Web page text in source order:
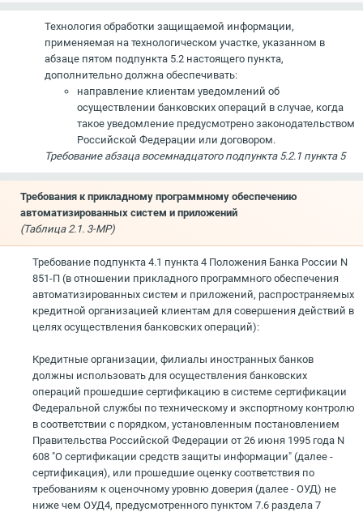
Технология обработки защищаемой информации,
применяемая на технологическом участке, указанном в
абзаце пятом подпункта 5.2 настоящего пункта,
дополнительно должна обеспечивать:
направление клиентам уведомлений об
осуществлении банковских операций в случае, когда
такое уведомление предусмотрено законодательством
Российской Федерации или договором.
Требование абзаца восемнадцатого подпункта 5.2.1 пункта 5
Требования к прикладному программному обеспечению
автоматизированных систем и приложений
(Таблица 2.1. 3-МР)
Требование подпункта 4.1 пункта 4 Положения Банка России N
851-П (в отношении прикладного программного обеспечения
автоматизированных систем и приложений, распространяемых
кредитной организацией клиентам для совершения действий в
целях осуществления банковских операций):
Кредитные организации, филиалы иностранных банков
должны использовать для осуществления банковских
операций прошедшие сертификацию в системе сертификации
Федеральной службы по техническому и экспортному контролю
в соответствии с порядком, установленным постановлением
Правительства Российской Федерации от 26 июня 1995 года N
608 "О сертификации средств защиты информации" (далее -
сертификация), или прошедшие оценку соответствия по
требованиям к оценочному уровню доверия (далее - ОУД) не
ниже чем ОУД4, предусмотренного пунктом 7.6 раздела 7